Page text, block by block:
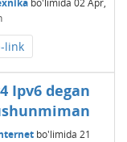
link
Ipv6 degan
bo'limida 21